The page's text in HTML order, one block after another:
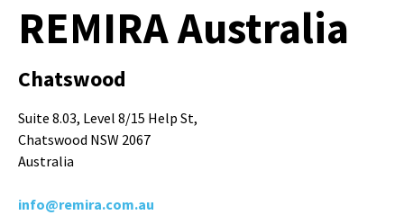
REMIRA Australia
Chatswood
Suite 8.03, Level 8/15 Help St,
Chatswood NSW 2067
Australia
info@remira.com.au